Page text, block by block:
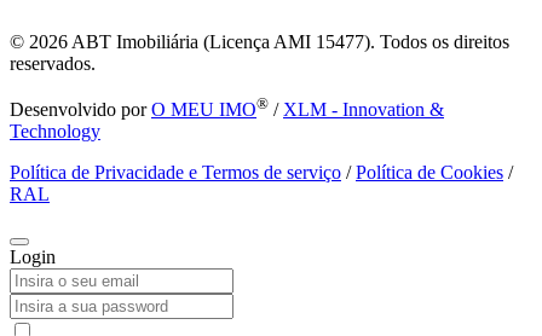
© 2026 ABT Imobiliária (Licença AMI 15477). Todos os direitos
reservados.
Desenvolvido porO MEU IMO® / XLM - Innovation &
Technology
Política de Privacidade e Termos de serviço /Política de Cookies /
RAL
Login